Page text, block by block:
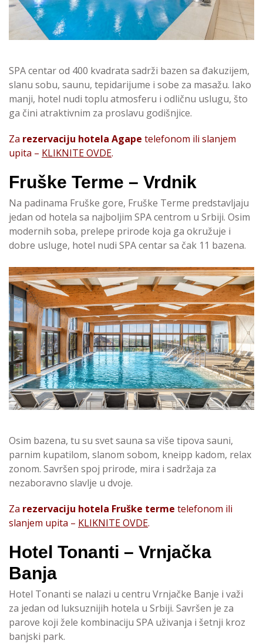
SPA centar od 400 kvadrata sadrži bazen sa đakuzijem,
slanu sobu, saunu, tepidarijume i sobe za masažu. Iako
manji, hotel nudi toplu atmosferu i odličnu uslugu, što
ga čini atraktivnim za proslavu godišnjice.
Za rezervaciju hotela Agape telefonom ili slanjem
upita – KLIKNITE OVDE.
Fruške Terme – Vrdnik
Na padinama Fruške gore, Fruške Terme predstavljaju
jedan od hotela sa najboljim SPA centrom u Srbiji. Osim
modernih soba, prelepe prirode koja ga okružuje i
dobre usluge, hotel nudi SPA centar sa čak 11 bazena.
Osim bazena, tu su svet sauna sa više tipova sauni,
parnim kupatilom, slanom sobom, kneipp kadom, relax
zonom. Savršen spoj prirode, mira i sadržaja za
nezaboravno slavlje u dvoje.
Za rezervaciju hotela Fruške terme telefonom ili
slanjem upita – KLIKNITE OVDE.
Hotel Tonanti – Vrnjačka
Banja
Hotel Tonanti se nalazi u centru Vrnjačke Banje i važi
za jedan od luksuznijih hotela u Srbiji. Savršen je za
parove koji žele kombinaciju SPA uživanja i šetnji kroz
banjski park.